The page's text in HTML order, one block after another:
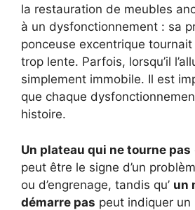
la restauration de meubles
à un dysfonctionnement : sa
ponceuse excentrique
trop lente. Parfois, lorsqu’il
simplement immobile. Il est
que chaque
histoire.
Un plateau qui ne tourne pas
peut être le signe d’un
ou d’engrenage, tandis qu’ un
démarre pas peut indiquer un